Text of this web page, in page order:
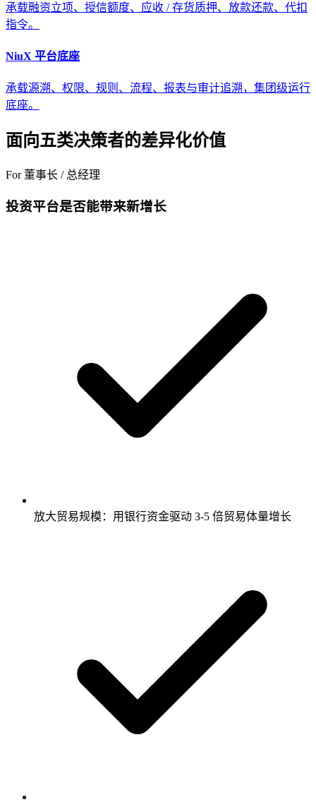
承载融资立项、授信额度、应收 / 存货质押、放款还款、代扣
指令。
NiuX 平台底座
承载源溯、权限、规则、流程、报表与审计追溯，集团级运行
底座。
面向五类决策者的差异化价值
For 董事长 / 总经理
投资平台是否能带来新增长
放大贸易规模：用银行资金驱动 3-5 倍贸易体量增长